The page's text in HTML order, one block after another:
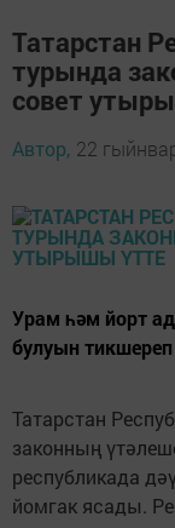
Татарстан
турында
совет
Автор, 22
Урам һәм йорт
булуын
Татарстан
законның
республикада
йомгак ясады.